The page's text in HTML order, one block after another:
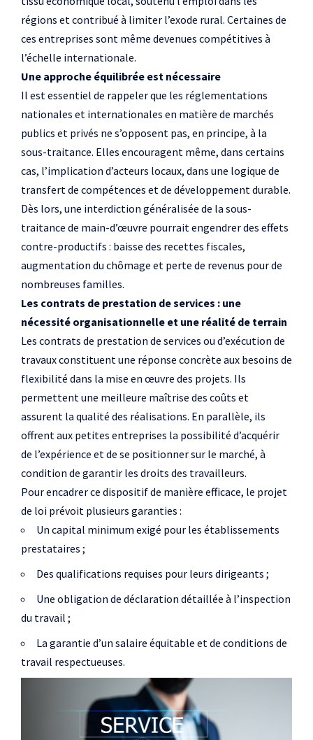
régions et contribué à limiter l’exode rural. Certaines de
ces entreprises sont même devenues compétitives à
l’échelle internationale.
Une approche équilibrée est nécessaire
Il est essentiel de rappeler que les réglementations
nationales et internationales en matière de marchés
publics et privés ne s’opposent pas, en principe, à la
sous-traitance. Elles encouragent même, dans certains
cas, l’implication d’acteurs locaux, dans une logique de
transfert de compétences et de développement durable.
Dès lors, une interdiction généralisée de la sous-
traitance de main-d’œuvre pourrait engendrer des effets
contre-productifs : baisse des recettes fiscales,
augmentation du chômage et perte de revenus pour de
nombreuses familles.
Les contrats de prestation de services : une
nécessité organisationnelle et une réalité de terrain
Les contrats de prestation de services ou d’exécution de
travaux constituent une réponse concrète aux besoins de
flexibilité dans la mise en œuvre des projets. Ils
permettent une meilleure maîtrise des coûts et
assurent la qualité des réalisations. En parallèle, ils
offrent aux petites entreprises la possibilité d’acquérir
de l’expérience et de se positionner sur le marché, à
condition de garantir les droits des travailleurs.
Pour encadrer ce dispositif de manière efficace, le projet
de loi prévoit plusieurs garanties :
Un capital minimum exigé pour les établissements
prestataires ;
Des qualifications requises pour leurs dirigeants ;
Une obligation de déclaration détaillée à l’inspection
du travail ;
La garantie d’un salaire équitable et de conditions de
travail respectueuses.